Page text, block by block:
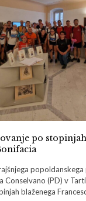
po
Conselvano (PD) v
blaženega